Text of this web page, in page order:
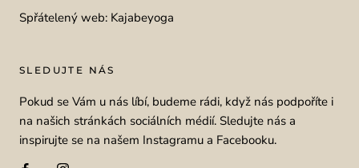
Spřátelený web: Kajabeyoga
SLEDUJTE NÁS
Pokud se Vám u nás líbí, budeme rádi, když nás podpoříte i
na našich stránkách sociálních médií. Sledujte nás a
inspirujte se na našem Instagramu a Facebooku.